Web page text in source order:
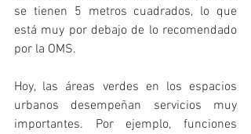
se tienen 5 metros cuadrados, lo que
está muy por debajo de lo recomendado
por la OMS.
Hoy, las áreas verdes en los espacios
urbanos desempeñan servicios muy
importantes. Por ejemplo, funciones